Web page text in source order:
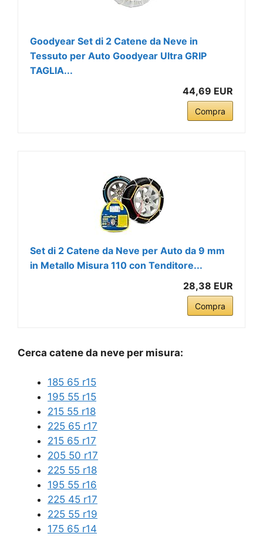
Goodyear Set di 2 Catene da Neve in
Tessuto per Auto Goodyear Ultra GRIP
TAGLIA...
44,69 EUR
Compra
Set di 2 Catene da Neve per Auto da 9 mm
in Metallo Misura 110 con Tenditore...
28,38 EUR
Compra
Cerca catene da neve per misura:
185 65 r15
195 55 r15
215 55 r18
225 65 r17
215 65 r17
205 50 r17
225 55 r18
195 55 r16
225 45 r17
225 55 r19
175 65 r14